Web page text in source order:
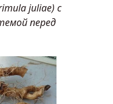
juliae) с
перед